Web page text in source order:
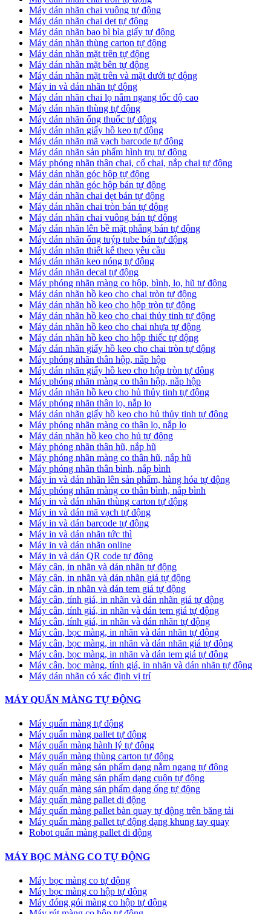
​Máy dán nhãn chai vuông tự động
​Máy dán nhãn chai dẹt tự động
​Máy dán nhãn bao bì bìa giấy tự động
Máy dán nhãn thùng carton tự động
​Máy dán nhãn mặt trên tự động
​Máy dán nhãn mặt bên tự động
​Máy dán nhãn mặt trên và mặt dưới tự động
Máy in và dán nhãn tự động
Máy dán nhãn chai lọ nằm ngang tốc độ cao
​Máy dán nhãn thùng tự động
Máy dán nhãn ống thuốc tự động
​Máy dán nhãn giấy hồ keo tự động
​Máy dán nhãn mã vạch barcode tự động
​Máy dán nhãn sản phẩm hình trụ tự động
Máy phóng nhãn thân chai, cổ chai, nắp chai tự động
​Máy dán nhãn góc hộp tự động
Máy dán nhãn góc hộp bán tự động
​Máy dán nhãn chai dẹt bán tự động
Máy dán nhãn chai tròn bán tự động
Máy dán nhãn chai vuông bán tự động
Máy dán nhãn lên bề mặt phẵng bán tự động
​Máy dán nhãn ống tuýp tube bán tự động
Máy dán nhãn thiết kế theo yêu cầu
​Máy dán nhãn keo nóng tự động
Máy dán nhãn decal tự động
Máy phóng nhãn màng co hộp, bình, lọ, hũ tự động
Máy dán nhãn hồ keo cho chai tròn tự động
Máy dán nhãn hồ keo cho hộp tròn tự động
Máy dán nhãn hồ keo cho chai thủy tinh tự động
Máy dán nhãn hồ keo cho chai nhựa tự động
Máy dán nhãn hồ keo cho hộp thiếc tự động
Máy dán nhãn giấy hồ keo cho chai tròn tự động
Máy phóng nhãn thân hộp, nắp hộp
Máy dán nhãn giấy hồ keo cho hộp tròn tự động
Máy phóng nhãn màng co thân hộp, nắp hộp
Máy dán nhãn hồ keo cho hủ thủy tinh tự động
Máy phóng nhãn thân lọ, nắp lọ
Máy dán nhãn giấy hồ keo cho hủ thủy tinh tự động
Máy phóng nhãn màng co thân lọ, nắp lọ
Máy dán nhãn hồ keo cho hủ tự động
Máy phóng nhãn thân hũ, nắp hũ
Máy phóng nhãn màng co thân hũ, nắp hũ
Máy phóng nhãn thân bình, nắp bình
Máy in và dán nhãn lên sản phẩm, hàng hóa tự động
Máy phóng nhãn màng co thân bình, nắp bình
Máy in và dán nhãn thùng carton tự động
Máy in và dán mã vạch tự động
Máy in và dán barcode tự động
Máy in và dán nhãn tức thì
Máy in và dán nhãn online
Máy in và dán QR code tự động
Máy cân, in nhãn và dán nhãn tự động
Máy cân, in nhãn và dán nhãn giá tự động
Máy cân, in nhãn và dán tem giá tự động
Máy cân, tính giá, in nhãn và dán nhãn giá tự động
Máy cân, tính giá, in nhãn và dán tem giá tự động
Máy cân, tính giá, in nhãn và dán nhãn tự động
Máy cân, bọc màng, in nhãn và dán nhãn tự động
Máy cân, bọc màng, in nhãn và dán nhãn giá tự động
Máy cân, bọc màng, in nhãn và dán tem giá tự động
Máy cân, bọc màng, tính giá, in nhãn và dán nhãn tự động
Máy dán nhãn có xác định vị trí
MÁY QUẤN MÀNG TỰ ĐỘNG
Máy quấn màng tự động
​Máy quấn màng pallet tự động
Máy quấn màng hành lý tự động
Máy quấn màng thùng carton tự động
Máy quấn màng sản phẩm dạng nằm ngang tự động
Máy quấn màng sản phẩm dạng cuộn tự động
Máy quấn màng sản phẩm dạng ống tự động
Máy quấn màng pallet di động
Máy quấn màng pallet bàn quay tự động trên băng tải
Máy quấn màng pallet tự động dạng khung tay quay
Robot quấn màng pallet di động
MÁY BỌC MÀNG CO TỰ ĐỘNG
Máy bọc màng co tự động
Máy bọc màng co hộp tự động
Máy đóng gói màng co hộp tự động